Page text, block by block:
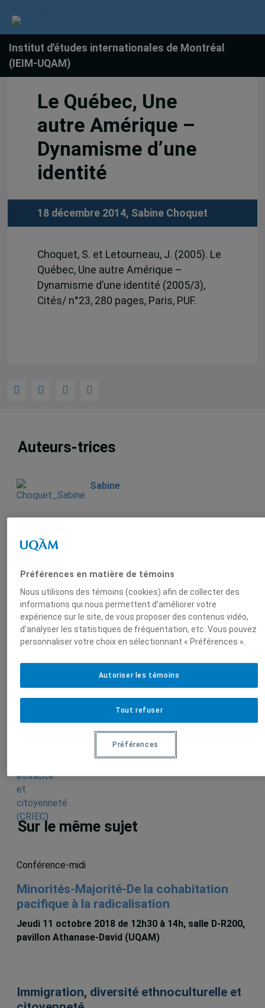
Institut d'études internationales de Montréal
(IEIM-UQAM)
Le Québec, Une
autre Amérique –
Dynamisme d’une
identité
18 décembre 2014, Sabine Choquet
Choquet, S. et Letourneau, J. (2005). Le
Québec, Une autre Amérique –
Dynamisme d’une identité (2005/3),
Cités/ n°23, 280 pages, Paris, PUF.
Auteurs-trices
Sabine
Choquet, Professeure
Institut d'études
internationales de
Montréal (IEIM)
Produit par
Centre de
recherche en
immigration,
Sur le même sujet
Conférence-midi
Minorités-Majorité-De la cohabitation
pacifique à la radicalisation
Jeudi 11 octobre 2018 de 12h30 à 14h, salle D-R200,
pavillon Athanase-David (UQAM)
Immigration, diversité ethnoculturelle et
Préférences en matière de témoins
Nous utilisons des témoins (cookies) afin de collecter des
informations qui nous permettent d’améliorer votre
expérience sur le site, de vous proposer des contenus vidéo,
d’analyser les statistiques de fréquentation, etc. Vous pouvez
personnaliser votre choix en sélectionnant « Préférences ».
Tout refuser
Autoriser les témoins
Préférences